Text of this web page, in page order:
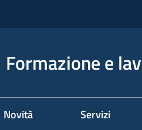
Formazione e
Novità Servizi